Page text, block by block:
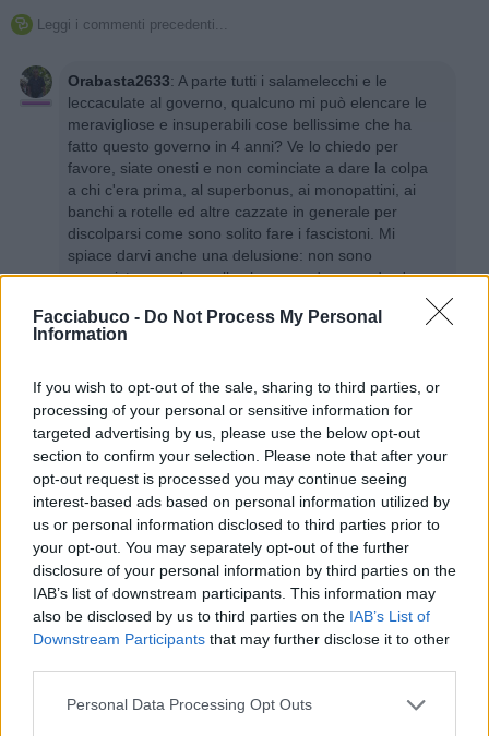
Facciabuco - Do Not Process My Personal
Information
If you wish to opt-out of the sale, sharing to third parties, or
processing of your personal or sensitive information for
targeted advertising by us, please use the below opt-out
section to confirm your selection. Please note that after your
opt-out request is processed you may continue seeing
interest-based ads based on personal information utilized by
us or personal information disclosed to third parties prior to
your opt-out. You may separately opt-out of the further
disclosure of your personal information by third parties on the
IAB’s list of downstream participants. This information may
also be disclosed by us to third parties on the IAB’s List of
Downstream Participants that may further disclose it to other
Personal Data Processing Opt Outs
 Leggi i commenti precedenti...
Orabasta2633: A parte tutti i salamelecchi e le
leccaculate al governo, qualcuno mi può elencare le
meravigliose e insuperabili cose bellissime che ha
fatto questo governo in 4 anni? Ve lo chiedo per
favore, siate onesti e non cominciate a dare la colpa
a chi c'era prima, al superbonus, ai monopattini, ai
banchi a rotelle ed altre cazzate in generale per
discolparsi come sono solito fare i fascistoni. Mi
spiace darvi anche una delusione: non sono
comunista guardo quello che succede, quando c'era
Leggi tutto...
·Ti stimo· Rispondi
Roby6671:Plat64 frase ridicola come sempre a me
non rode nulla e non sono del pd ma questo governo
è il peggiore dei governi possibili ma voi poveretti
continuate a difendere ciò che a voi stessi fa male
come del resto all ' Italia ..siete masochisti e irrealisti
..squallido ps : subisco alcunchè
1
17 Maggio alle ore 08:15
·Ti stimo· Rispondi
17 Maggio alle ore 08:15